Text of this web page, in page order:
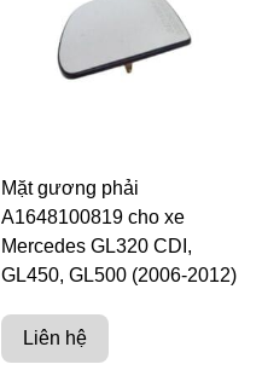
Mặt gương phải
A1648100819 cho xe
Mercedes GL320 CDI,
GL450, GL500 (2006-2012)
Liên hệ